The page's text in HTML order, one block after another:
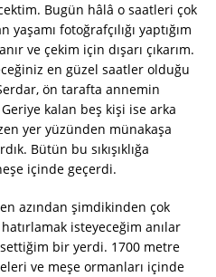
Bugün hâlâ o saatleri çok
fotoğrafçılığı yaptığım
ve çekim için dışarı çıkarım.
en güzel saatler olduğu
ön tarafta annemin
kalan beş kişi ise arka
yer yüzünden münakaşa
Bütün bu sıkışıklığa
içinde geçerdi.
azından şimdikinden çok
isteyeceğim anılar
bir yerdi. 1700 metre
ve meşe ormanları içinde